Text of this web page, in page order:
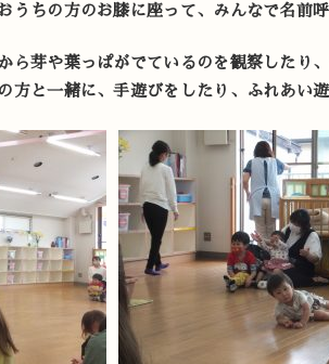
うちの方のお膝に座って、みんなで名前呼
ら芽や葉っぱがでているのを観察したり
方と一緒に、手遊びをしたり、ふれあい